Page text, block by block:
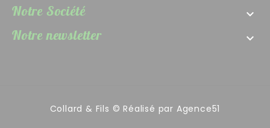
Notre Société 
Notre newsletter 
Collard & Fils © Réalisé par Agence51